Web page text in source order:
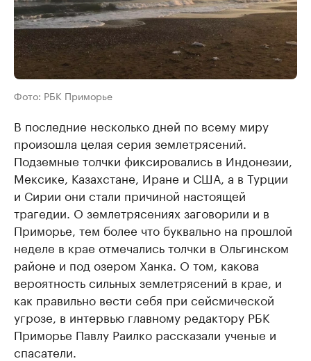
Фото: РБК Приморье
В последние несколько дней по всему миру
произошла целая серия землетрясений.
Подземные толчки фиксировались в Индонезии,
Мексике, Казахстане, Иране и США, а в Турции
и Сирии они стали причиной настоящей
трагедии. О землетрясениях заговорили и в
Приморье, тем более что буквально на прошлой
неделе в крае отмечались толчки в Ольгинском
районе и под озером Ханка. О том, какова
вероятность сильных землетрясений в крае, и
как правильно вести себя при сейсмической
угрозе, в интервью главному редактору РБК
Приморье Павлу Раилко рассказали ученые и
спасатели.